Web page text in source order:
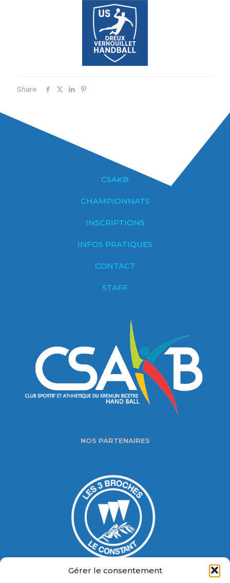
Gérer le consentement
Share
CSAKB
CHAMPIONNATS
INSCRIPTIONS
INFOS PRATIQUES
CONTACT
STAFF
NOS PARTENAIRES